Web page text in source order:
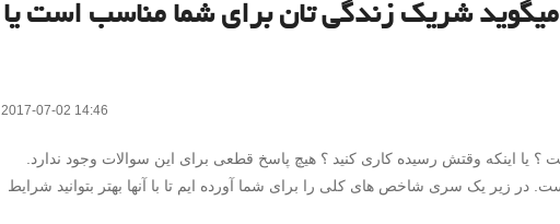
میگوید شریک زندگی تان برای شما مناسب است یا
2017-07-02 14:46
اینکه وقتش رسیده کاری کنید ؟ هیچ پاسخ قطعی برای این سوالات وجود ندارد.
زیر یک سری شاخص های کلی را برای شما آورده ایم تا با آنها بهتر بتوانید شرایط